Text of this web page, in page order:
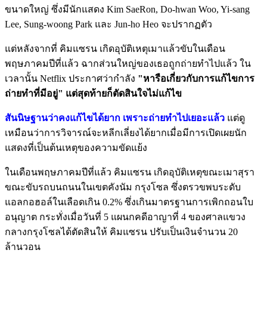
ขนาดใหญ่ ซึ่งมีนักแสดง Kim SaeRon, Do-hwan Woo, Yi-sang
Lee, Sung-woong Park และ Jun-ho Heo จะปรากฏตัว
แต่หลังจากที่ คิมแซรน เกิดอุบัติเหตุเมาแล้วขับในเดือน
พฤษภาคมปีที่แล้ว ฉากส่วนใหญ่ของเธอถูกถ่ายทำไปแล้ว ใน
เวลานั้น Netflix ประกาศว่ากำลัง "หารือเกี่ยวกับการแก้ไขการ
ถ่ายทำที่มีอยู่" แต่สุดท้ายก็ตัดสินใจไม่แก้ไข
สันนิษฐานว่าคงแก้ไขได้ยาก เพราะถ่ายทำไปเยอะแล้ว แต่ดู
เหมือนว่าการวิจารณ์จะหลีกเลี่ยงได้ยากเมื่อมีการเปิดเผยนัก
แสดงที่เป็นต้นเหตุของความขัดแย้ง
ในเดือนพฤษภาคมปีที่แล้ว คิมแซรน เกิดอุบัติเหตุขณะเมาสุรา
ขณะขับรถบนถนนในเขตคังนัม กรุงโซล ซึ่งตรวขพบระดับ
แอลกอฮอล์ในเลือดเกิน 0.2% ซึ่งเกินมาตรฐานการเพิกถอนใบ
อนุญาต กระทั่งเมื่อวันที่ 5 แผนกคดีอาญาที่ 4 ของศาลแขวง
กลางกรุงโซลได้ตัดสินให้ คิมแซรน ปรับเป็นเงินจำนวน 20
ล้านวอน